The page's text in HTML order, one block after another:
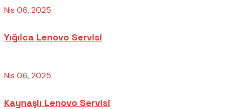
Nis 06, 2025
Yığılca Lenovo Servisi
Nis 06, 2025
Kaynaşlı Lenovo Servisi